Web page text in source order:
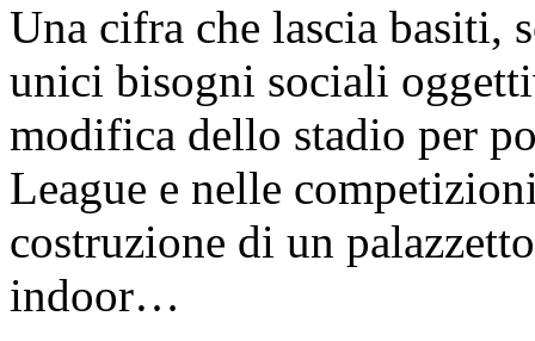
Una cifra che lascia basiti,
unici bisogni sociali
modifica dello stadio per
League e nelle
costruzione di un
indoor…